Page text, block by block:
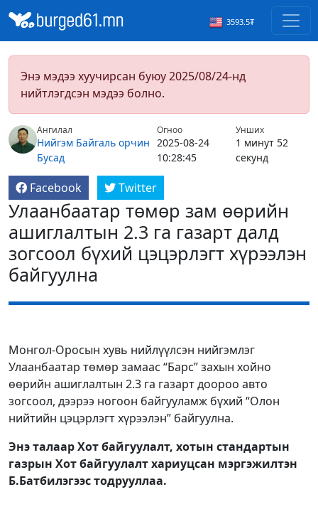
3593.5₮
Энэ мэдээ хуучирсан буюу 2025/08/24-нд
нийтлэгдсэн мэдээ болно.
Ангилал
Нийгэм Байгаль орчин
Бусад
Огноо
2025-08-24
10:28:45
Унших
1 минут 52
секунд
Facebook Twitter
Улаанбаатар төмөр зам өөрийн
ашиглалтын 2.3 га газарт далд
зогсоол бүхий цэцэрлэгт хүрээлэн
байгуулна
Монгол-Оросын хувь нийлүүлсэн нийгэмлэг
Улаанбаатар төмөр замаас “Барс” захын хойно
өөрийн ашиглалтын 2.3 га газарт доороо авто
зогсоол, дээрээ ногоон байгууламж бүхий “Олон
нийтийн цэцэрлэгт хүрээлэн” байгуулна.
Энэ талаар Хот байгуулалт, хотын стандартын
газрын Хот байгуулалт хариуцсан мэргэжилтэн
Б.Батбилэгээс тодрууллаа.